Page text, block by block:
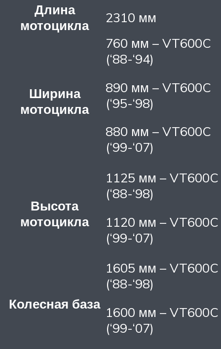
Длина
мотоцикла
2310 мм
Ширина
мотоцикла
760 мм – VT600C
(‘88-‘94)
890 мм – VT600C
(‘95-‘98)
880 мм – VT600C
(‘99-‘07)
Высота
мотоцикла
1125 мм – VT600C
(‘88-‘98)
1120 мм – VT600C
(‘99-‘07)
Колесная база
1605 мм – VT600C
(‘88-‘98)
1600 мм – VT600C
(‘99-‘07)